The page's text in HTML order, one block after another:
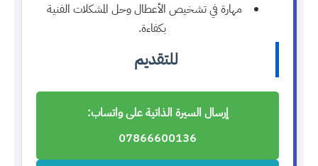
مهارة في تشخيص الأعطال وحل المشكلات الفنية
بكفاءة.
للتقديم
إرسال السيرة الذاتية على واتساب:
07866600136